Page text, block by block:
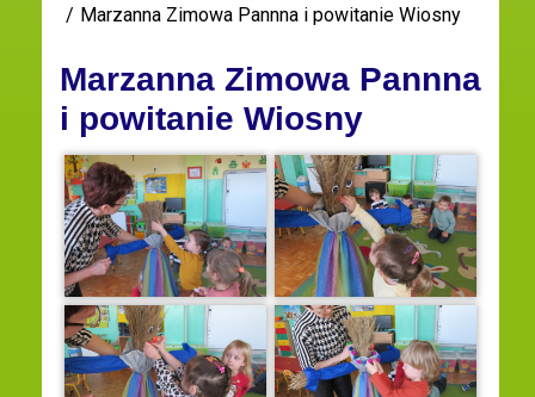
Marzanna Zimowa Pannna i powitanie Wiosny
Marzanna Zimowa Pannna
i powitanie Wiosny